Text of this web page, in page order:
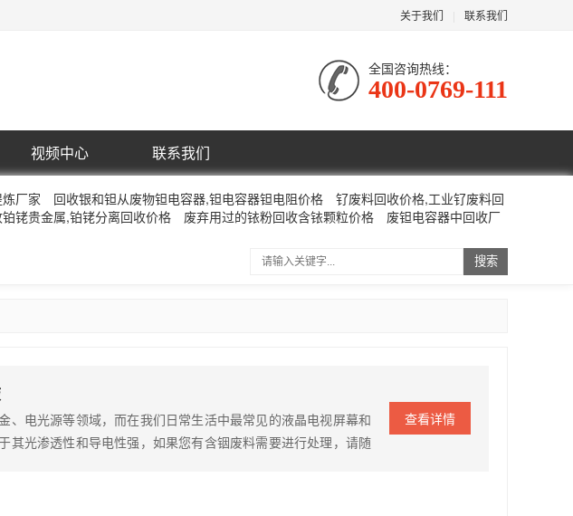
关于我们 联系我们
全国咨询热线：
400-0769-111
视频中心 联系我们
厂家 回收银和钽从废物钽电容器,钽电容器钽电阻价格
钌废料回收价格,工业钌废料回
铂铑贵金属,铂铑分离回收价格 废弃用过的铱粉回收含铱颗粒价格
废钽电容器中回收厂
搜索
查看详情
、电光源等领域，而在我们日常生活中最常见的液晶电视屏幕和
其光渗透性和导电性强，如果您有含铟废料需要进行处理，请随